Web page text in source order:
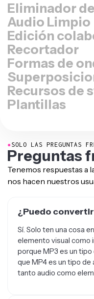
Eliminador
Audio Limpio
Edición
Recortador
Formas de
Recursos de
Plantillas
●SOLO LAS PREGUNTAS
Preguntas
Tenemos respuestas a
nos hacen nuestros
¿Puedo convertir
Sí. Solo ten una cosa
elemento visual como
porque MP3 es un
que MP4 es un tipo
tanto audio como